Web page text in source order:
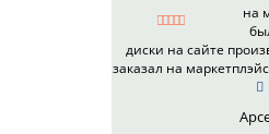
337
401
67,1
70,1
MG
MGM
OrD
на
диски на сайте
заказал на